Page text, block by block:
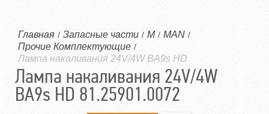
Главная / Запасные части / M / MAN /
Прочие Комплектующие /
Лампа накаливания 24V/4W BA9s HD
Лампа накаливания 24V/4W
BA9s HD 81.25901.0072